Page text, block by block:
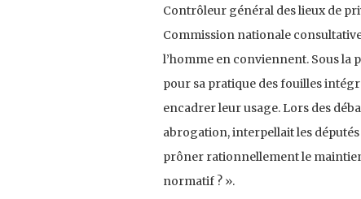
Contrôleur général des lieux de
Commission nationale
l’homme en conviennent. Sous la
pour sa pratique des fouilles
encadrer leur usage. Lors des
abrogation, interpellait les députés
prôner rationnellement le
normatif ? ».